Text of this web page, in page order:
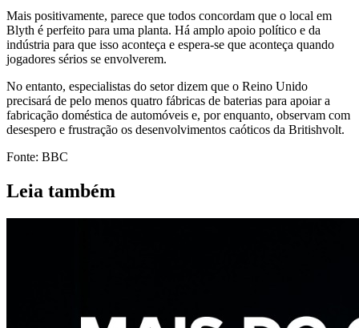
Mais positivamente, parece que todos concordam que o local em
Blyth é perfeito para uma planta. Há amplo apoio político e da
indústria para que isso aconteça e espera-se que aconteça quando
jogadores sérios se envolverem.
No entanto, especialistas do setor dizem que o Reino Unido
precisará de pelo menos quatro fábricas de baterias para apoiar a
fabricação doméstica de automóveis e, por enquanto, observam com
desespero e frustração os desenvolvimentos caóticos da Britishvolt.
Fonte: BBC
Leia também